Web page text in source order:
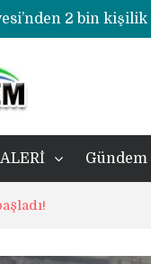
2 bin
direği düşen minik
Gündem